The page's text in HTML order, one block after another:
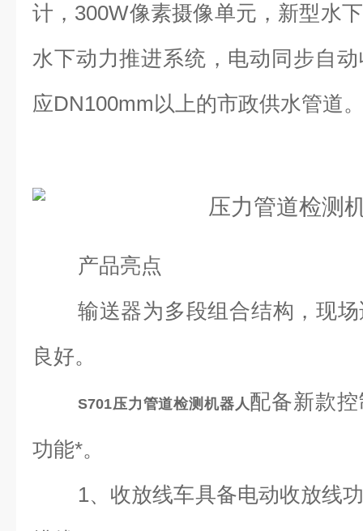
计，300W像素摄像单元，新型水
水下动力推进系统，电动同步自
应DN100mm以上的市政供水管道
产品亮点
输送器为多段组合结构，现
良好。
S701压力管道检测机器人配备新款
功能*。
1、收放线车具备电动收放线